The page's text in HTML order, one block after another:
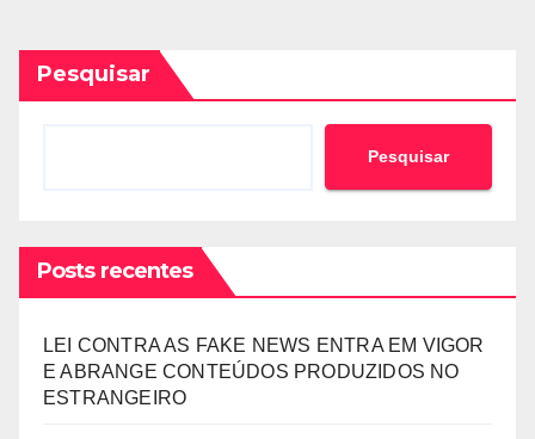
Pesquisar
Pesquisar
Posts recentes
LEI CONTRA AS FAKE NEWS ENTRA EM VIGOR
E ABRANGE CONTEÚDOS PRODUZIDOS NO
ESTRANGEIRO